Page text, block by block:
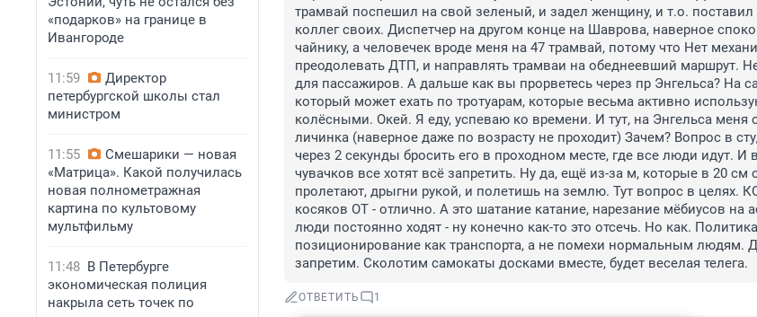
«подарков» на границе в
Ивангороде
11:59
Директор
петербургской школы стал
министром
11:55
Смешарики — новая
«Матрица». Какой получилась
новая полнометражная
картина по культовому
мультфильму
11:48 В Петербурге
экономическая полиция
накрыла сеть точек по
трамвай поспешил на свой зеленый, и задел женщину, и т.о.
коллег своих. Диспетчер на другом конце на Шаврова, наверное
чайнику, а человечек вроде меня на 47 трамвай, потому что Нет
преодолевать ДТП, и направлять трамваи на обеднеевший маршрут.
для пассажиров. А дальше как вы прорветесь через пр Энгельса? На
который может ехать по тротуарам, которые весьма активно
колёсными. Окей. Я еду, успеваю ко времени. И тут, на Энгельса меня
личинка (наверное даже по возрасту не проходит) Зачем? Вопрос в
через 2 секунды бросить его в проходном месте, где все люди идут. И
чувачков все хотят всё запретить. Ну да, ещё из-за м, которые в 20 см
пролетают, дрыгни рукой, и полетишь на землю. Тут вопрос в целях.
косяков ОТ - отлично. А это шатание катание, нарезание мёбиусов на
люди постоянно ходят - ну конечно как-то это отсечь. Но как.
позиционирование как транспорта, а не помехи нормальным людям.
запретим. Сколотим самокаты досками вместе, будет веселая телега.
ОТВЕТИТЬ 1